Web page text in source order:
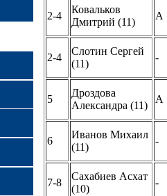
2-4
Ковальков
Дмитрий (11)
A
2-4
Слотин Сергей
(11)
-
5
Дроздова
Александра (11)
A
6
Иванов Михаил
(11)
-
7-8
Сахабиев Асхат
(10)
-